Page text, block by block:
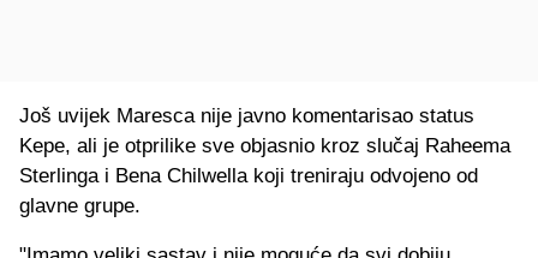
Još uvijek Maresca nije javno komentarisao status
Kepe, ali je otprilike sve objasnio kroz slučaj Raheema
Sterlinga i Bena Chilwella koji treniraju odvojeno od
glavne grupe.